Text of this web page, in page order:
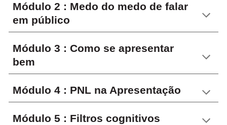
Módulo 2 : Medo do medo de falar
em público
Módulo 3 : Como se apresentar
bem
Módulo 4 : PNL na Apresentação
Módulo 5 : Filtros cognitivos